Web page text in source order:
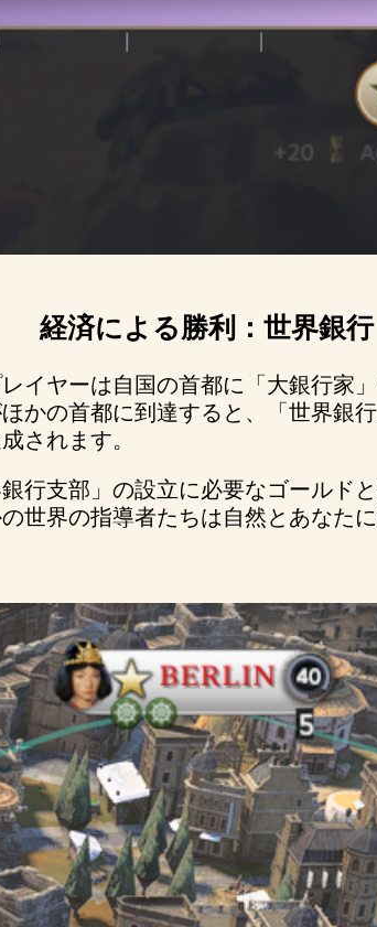
経済による勝利：世界銀行
イヤーは自国の首都に「大銀行家
かの首都に到達すると、「世界銀
されます。
行支部」の設立に必要なゴールド
世界の指導者たちは自然とあなた